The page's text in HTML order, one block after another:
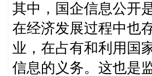
其中，国企信息公开
在经济发展过程中也
业，在占有和利用国
信息的义务。这也是